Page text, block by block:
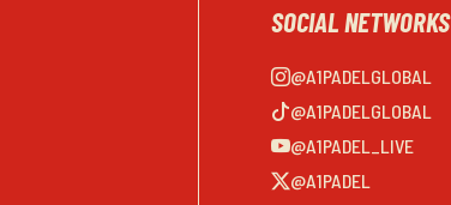
SOCIAL NETWORKS
@A1PADELGLOBAL
@A1PADELGLOBAL
@A1PADEL_LIVE
@A1PADEL